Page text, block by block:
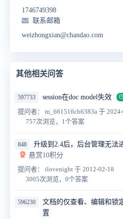
1746749398
联系邮箱
weizhongxian@chandao.com
其他相关问答
597733 session在doc model失效
提问者： m_661516cb6383a 于
757次浏览，1个答案
848 升级到2.4后，后台管理无法
悬赏10积分
提问者： ilovenight 于 2012-02-18
3005次浏览，0个答案
596230
文档的仅查看、编辑和锁
置